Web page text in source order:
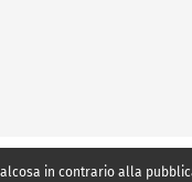
in contrario alla